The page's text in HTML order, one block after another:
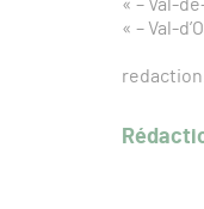
« – Val-
« – Val-